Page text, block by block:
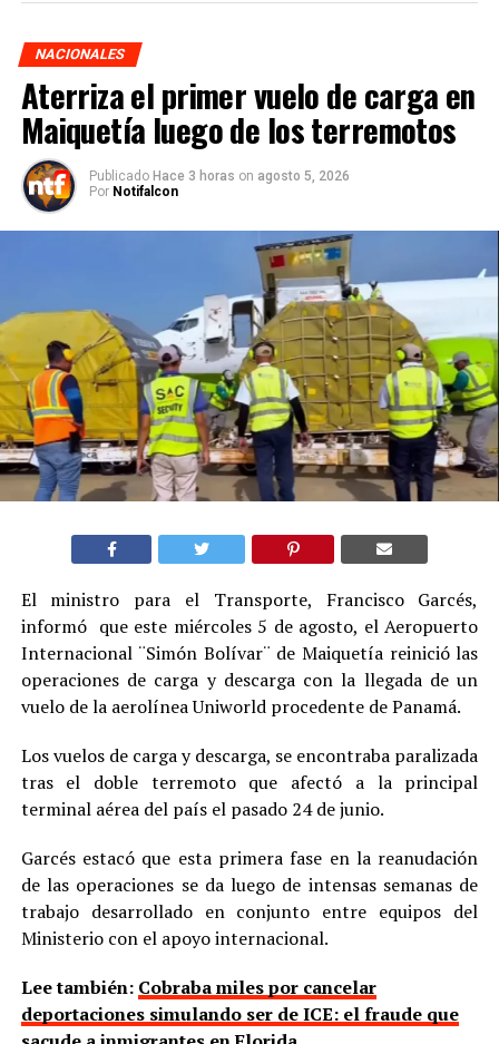
NACIONALES
Aterriza el primer vuelo de carga en
Maiquetía luego de los terremotos
Publicado Hace 3 horas on agosto 5, 2026
Por Notifalcon
El ministro para el Transporte, Francisco Garcés,
informó que este miércoles 5 de agosto, el Aeropuerto
Internacional ¨Simón Bolívar¨ de Maiquetía reinició las
operaciones de carga y descarga con la llegada de un
vuelo de la aerolínea Uniworld procedente de Panamá.
Los vuelos de carga y descarga, se encontraba paralizada
tras el doble terremoto que afectó a la principal
terminal aérea del país el pasado 24 de junio.
Garcés estacó que esta primera fase en la reanudación
de las operaciones se da luego de intensas semanas de
trabajo desarrollado en conjunto entre equipos del
Ministerio con el apoyo internacional.
Lee también: Cobraba miles por cancelar
deportaciones simulando ser de ICE: el fraude que